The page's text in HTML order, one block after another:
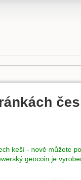
keší - nově můžete
geocoin je